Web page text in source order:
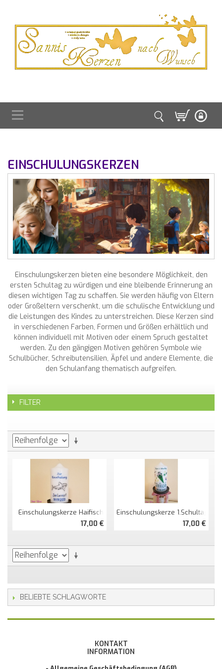
EINSCHULUNGSKERZEN
Einschulungskerzen bieten eine besondere Möglichkeit, den
ersten Schultag zu würdigen und eine bleibende Erinnerung an
diesen wichtigen Tag zu schaffen. Sie werden häufig von Eltern
oder Großeltern verschenkt, um die schulische Entwicklung und
die Leistungen des Kindes zu unterstreichen. Diese Kerzen sind
in verschiedenen Farben, Formen und Größen erhältlich und
können individuell mit Motiven oder einem Spruch gestaltet
werden. Zu den gängigen Motiven gehören Symbole wie
Schulbücher, Schreibutensilien, Äpfel und andere Elemente, die
den Schulanfang thematisch aufgreifen.
FILTER
Einschulungskerze Haifisch
17,00 €
Einschulungskerze 1.Schultag
17,00 €
BELIEBTE SCHLAGWORTE
KONTAKT
INFORMATION